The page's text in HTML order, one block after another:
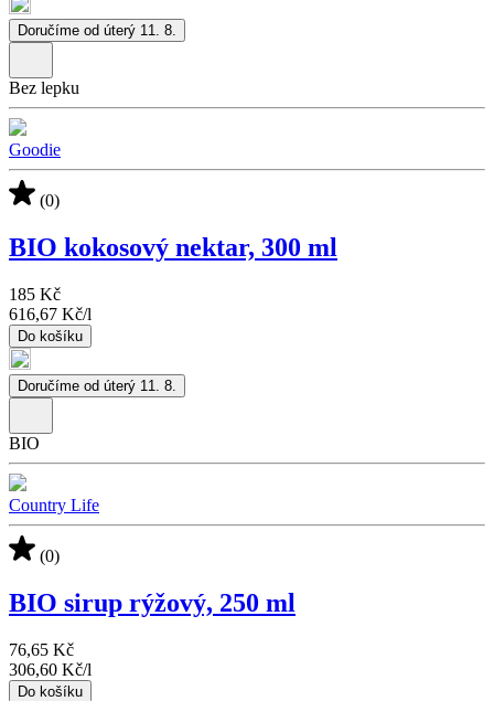
Doručíme od úterý 11. 8.
Bez lepku
Goodie
(0)
BIO kokosový nektar, 300 ml
185 Kč
616,67 Kč/l
Do košíku
Doručíme od úterý 11. 8.
BIO
Country Life
(0)
BIO sirup rýžový, 250 ml
76,65 Kč
306,60 Kč/l
Do košíku